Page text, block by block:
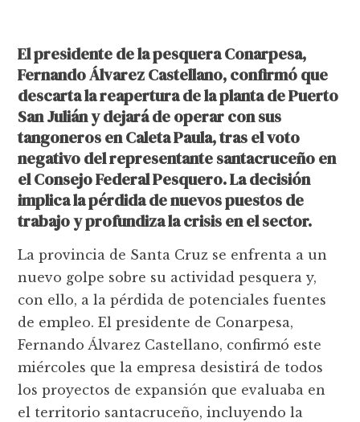
El presidente de la pesquera Conarpesa,
Fernando Álvarez Castellano, confirmó que
descarta la reapertura de la planta de Puerto
San Julián y dejará de operar con sus
tangoneros en Caleta Paula, tras el voto
negativo del representante santacruceño en
el Consejo Federal Pesquero. La decisión
implica la pérdida de nuevos puestos de
trabajo y profundiza la crisis en el sector.
La provincia de Santa Cruz se enfrenta a un
nuevo golpe sobre su actividad pesquera y,
con ello, a la pérdida de potenciales fuentes
de empleo. El presidente de Conarpesa,
Fernando Álvarez Castellano, confirmó este
miércoles que la empresa desistirá de todos
los proyectos de expansión que evaluaba en
el territorio santacruceño, incluyendo la